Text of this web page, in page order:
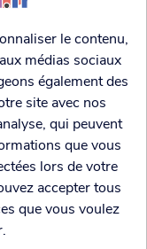
le contenu,
médias sociaux
également des
site avec nos
qui peuvent
que vous
lors de votre
accepter tous
que vous voulez